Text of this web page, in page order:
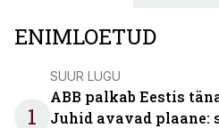
ENIMLOETUD
1
SUUR LUGU
ABB palkab Eestis
Juhid avavad plaane: